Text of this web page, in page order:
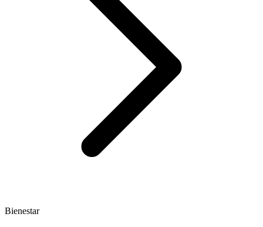
Bienestar